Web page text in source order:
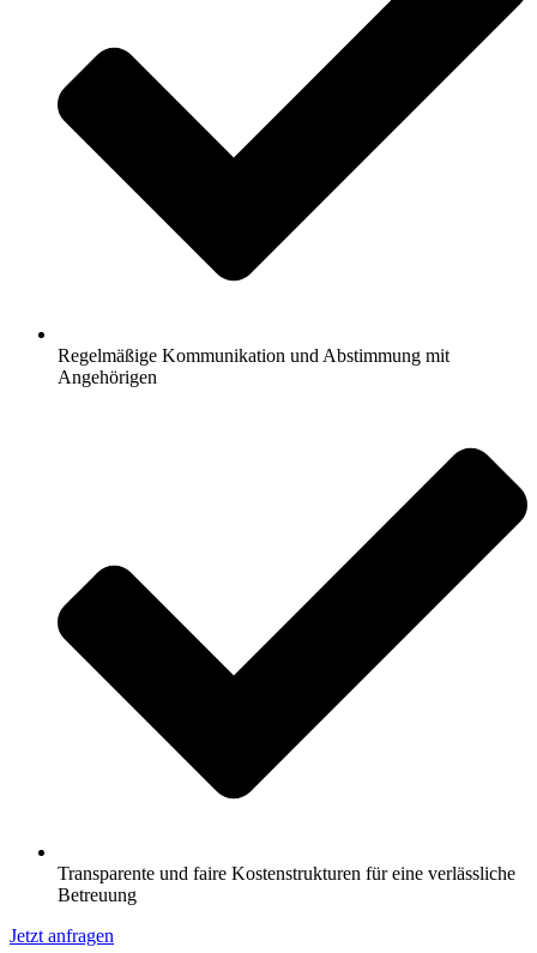
Regelmäßige Kommunikation und Abstimmung mit
Angehörigen
Transparente und faire Kostenstrukturen für eine verlässliche
Betreuung
Jetzt anfragen